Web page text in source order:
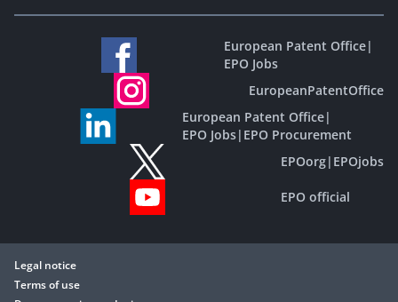
European Patent Office|
EPO Jobs
EuropeanPatentOffice
European Patent Office|
EPO Jobs| EPO Procurement
EPOorg| EPOjobs
EPO official
Legal notice
Terms of use